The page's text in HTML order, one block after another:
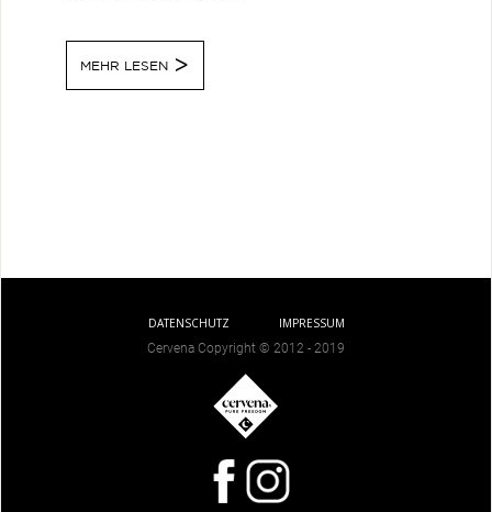
MEHR LESEN
DATENSCHUTZ
IMPRESSUM
Cervena Copyright © 2012 - 2019